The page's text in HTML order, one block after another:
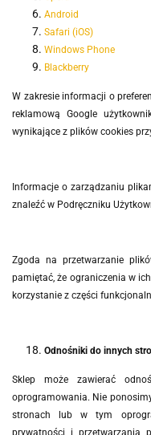
Android
Safari (iOS)
Windows Phone
Blackberry
W zakresie informacji o
reklamową Google
wynikające z plików cookies
Informacje o zarządzaniu
znaleźć w Podręczniku
Zgoda na przetwarzanie
pamiętać, że ograniczenia w
korzystanie z części
Odnośniki do innych
Sklep może zawierać
oprogramowania. Nie
stronach lub w tym
prywatności i przetwarzania